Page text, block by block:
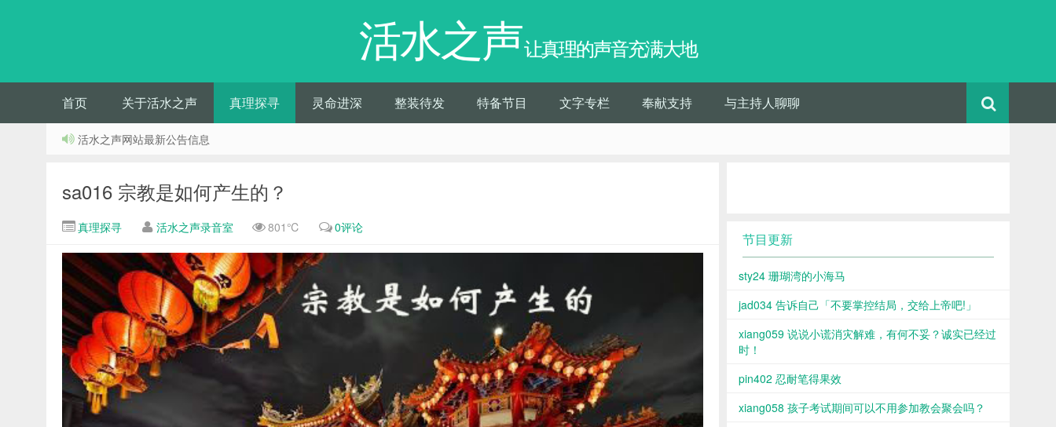
活水之声让真理的声音充满大地
首页 关于活水之声 真理探寻 灵命进深 整装待发 特备节目 文字专栏 奉献支持 与主持人聊聊
活水之声网站最新公告信息
sa016 宗教是如何产生的？
真理探寻 活水之声录音室 801℃ 0评论
节目更新
sty24 珊瑚湾的小海马
jad034 告诉自己「不要掌控结局，交给上帝吧!」
xiang059 说说小谎消灾解难，有何不妥？诚实已经过
时！
pin402 忍耐笔得果效
xiang058 孩子考试期间可以不用参加教会聚会吗？